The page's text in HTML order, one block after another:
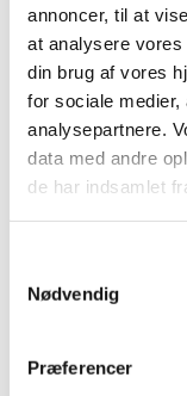
annoncer, til at
at analysere
din brug af vores
for sociale medier,
analysepartnere.
data med andre
de har indsamlet
Nødvendig
Præferencer